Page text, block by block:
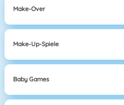
Make-Over
Make-Up-Spiele
Baby Games